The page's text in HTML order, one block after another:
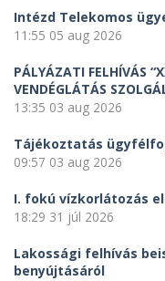
Intézd Telekomos
11:55 05 aug 2026
PÁLYÁZATI FELHÍVÁS
VENDÉGLÁTÁS
13:35 03 aug 2026
Tájékoztatás
09:57 03 aug 2026
I. fokú vízkorlátozás
18:29 31 júl 2026
Lakossági felhívás
benyújtásáról